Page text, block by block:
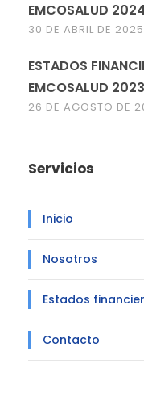
EMCOSALUD 2024
30 DE ABRIL DE 2025
ESTADOS
EMCOSALUD 2023
26 DE AGOSTO DE
Servicios
Inicio
Nosotros
Estados
Contacto